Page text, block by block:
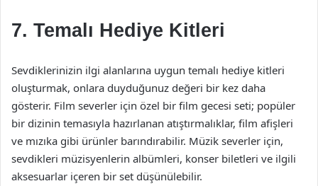
7. Temalı Hediye Kitleri
Sevdiklerinizin ilgi alanlarına uygun temalı hediye kitleri
oluşturmak, onlara duyduğunuz değeri bir kez daha
gösterir. Film severler için özel bir film gecesi seti; popüler
bir dizinin temasıyla hazırlanan atıştırmalıklar, film afişleri
ve mızıka gibi ürünler barındırabilir. Müzik severler için,
sevdikleri müzisyenlerin albümleri, konser biletleri ve ilgili
aksesuarlar içeren bir set düşünülebilir.